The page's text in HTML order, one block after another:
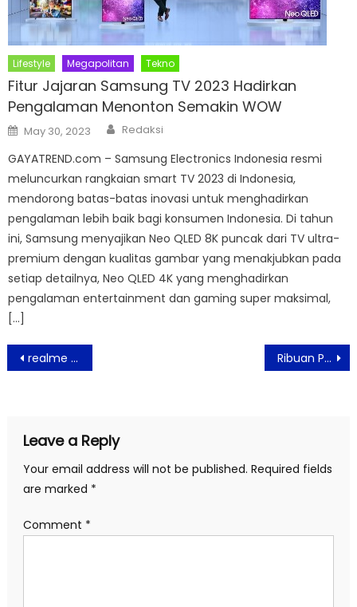
Lifestyle Megapolitan Tekno
Fitur Jajaran Samsung TV 2023 Hadirkan
Pengalaman Menonton Semakin WOW
Posted
on
May 30, 2023 Author
Redaksi
GAYATREND.com – Samsung Electronics Indonesia resmi
meluncurkan rangkaian smart TV 2023 di Indonesia,
mendorong batas-batas inovasi untuk menghadirkan
pengalaman lebih baik bagi konsumen Indonesia. Di tahun
ini, Samsung menyajikan Neo QLED 8K puncak dari TV ultra-
premium dengan kualitas gambar yang menakjubkan pada
setiap detailnya, Neo QLED 4K yang menghadirkan
pengalaman entertainment dan gaming super maksimal,
[…]
Post
navigation
realme GT NEO 3 Hadir Dengan Teknologi Pengisian Daya Tercepat di Dunia Ribuan Petani Bahagia, Gema Perhutanan Sosial Pastikan Berdiri dan Bersatu Di Belakang Presiden Jokowi
Leave a Reply
Your email address will not be published. Required fields
are marked *
Comment *